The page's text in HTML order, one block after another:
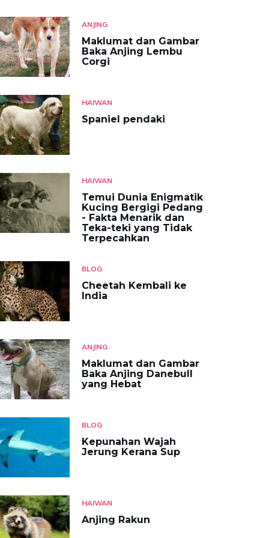
ANJING
Maklumat dan Gambar
Baka Anjing Lembu
Corgi
HAIWAN
Spaniel pendaki
HAIWAN
Temui Dunia Enigmatik
Kucing Bergigi Pedang
- Fakta Menarik dan
Teka-teki yang Tidak
Terpecahkan
BLOG
Cheetah Kembali ke
India
ANJING
Maklumat dan Gambar
Baka Anjing Danebull
yang Hebat
BLOG
Kepunahan Wajah
Jerung Kerana Sup
HAIWAN
Anjing Rakun